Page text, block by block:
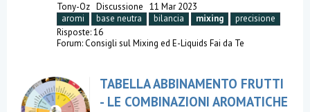
Tony-Oz Discussione 11 Mar 2023
aromi
base neutra bilancia mixing
precisione
Risposte: 16
Forum:Consigli sul Mixing ed E-Liquids Fai da Te
TABELLA ABBINAMENTO FRUTTI
- LE COMBINAZIONI AROMATICHE